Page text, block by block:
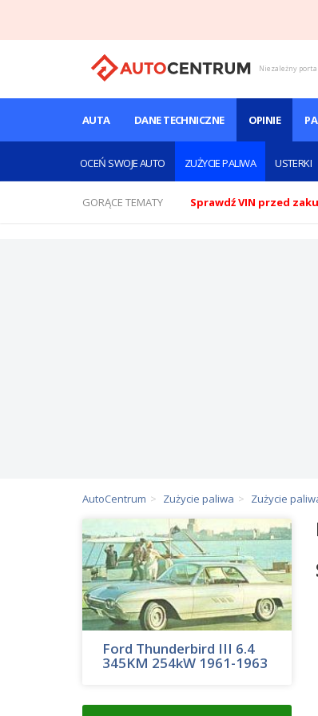
Niezależny
AUTA DANE TECHNICZNE OPINIE
OCEŃ SWOJE AUTO ZUŻYCIE PALIWA USTERKI
GORĄCE TEMATY Sprawdź VIN przed
AutoCentrum Zużycie paliwa Zużycie
Ford Thunderbird III 6.4
345KM 254kW 1961-1963